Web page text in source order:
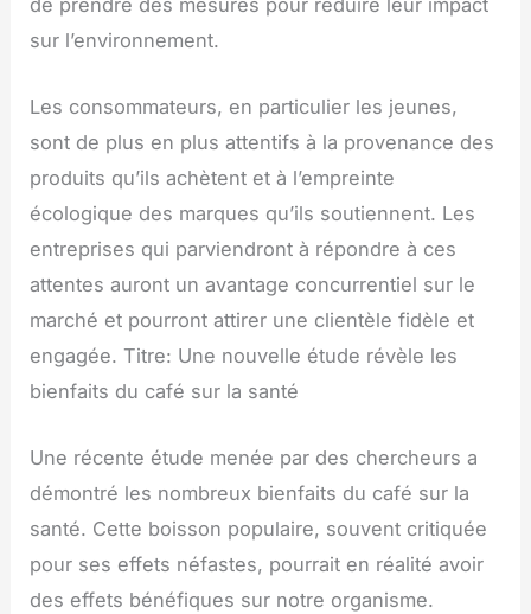
sur l’environnement.
Les consommateurs, en particulier les jeunes,
sont de plus en plus attentifs à la provenance des
produits qu’ils achètent et à l’empreinte
écologique des marques qu’ils soutiennent. Les
entreprises qui parviendront à répondre à ces
attentes auront un avantage concurrentiel sur le
marché et pourront attirer une clientèle fidèle et
engagée. Titre: Une nouvelle étude révèle les
bienfaits du café sur la santé
Une récente étude menée par des chercheurs a
démontré les nombreux bienfaits du café sur la
santé. Cette boisson populaire, souvent critiquée
pour ses effets néfastes, pourrait en réalité avoir
des effets bénéfiques sur notre organisme.